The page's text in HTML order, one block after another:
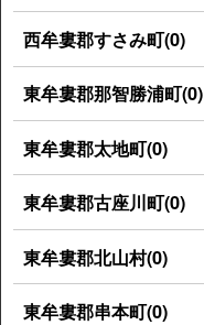
西牟婁郡すさみ町(0)
東牟婁郡那智勝浦町(0)
東牟婁郡太地町(0)
東牟婁郡古座川町(0)
東牟婁郡北山村(0)
東牟婁郡串本町(0)